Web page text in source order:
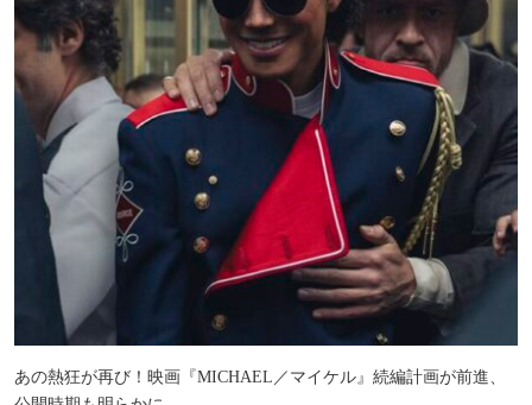
あの熱狂が再び！映画『MICHAEL／マイケル』続編計画が前進、